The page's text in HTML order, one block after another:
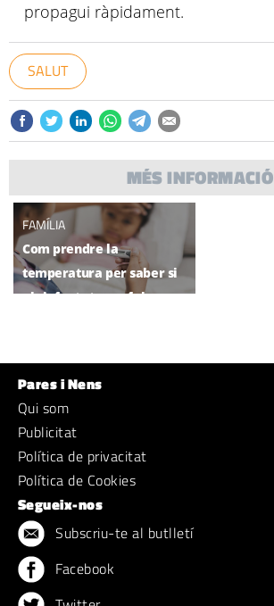
propagui ràpidament.
SALUT
MÉS INFORMACIÓ
FAMÍLIA
Com prendre la
temperatura per saber si
els infants tenen febre
Pares i Nens
Qui som
Publicitat
Política de privacitat
Política de Cookies
Segueix-nos
Subscriu-te al butlletí
Facebook